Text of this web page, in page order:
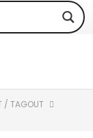
/ TAGOUT